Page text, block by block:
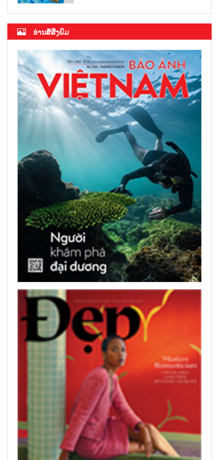
ອ່ານສື່ສິ່ງພິມ